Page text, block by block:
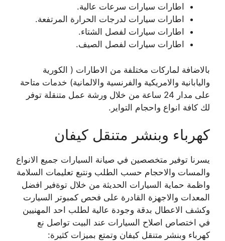
اطارات سيارات سرعات عالية.
اطارات سيارات لدرجات الحرارة المرتفعة.
اطارات سيارات لفصل الشتاء.
اطارات سيارات لفصل الصيف.
بالاضافة لماركات مختلفة من الاطارات ( الكورية
واليابانية والامريكية والفرنسية والالمانية) خدمات متاحة
على مدار 24 ساعة من خلال ورشة عمل متنقلة توفر
لك كافة انواع واحجام التواير.
كهرباء وبنشر متنقل كيفان
يسرنا توفير متخصصين في صيانة السيارات جميع الانواع
والمسات والاحجام حسب الطلب ونتبع تعليمات السلامة
واظمة حماية السيارات الحديثة من خلال توةفير افضل
المعدات والاجهزة القادرة على فحص كمبوتر السيارت
وكشف الاعطال بدقة وجودة عالية لطلب احد المهنيين
في اختصاص اصلاح السيارات عند البيت تواصل نع
كهرباء وبنشر متنقل كيفان وتمتع بميزات كثيرة: